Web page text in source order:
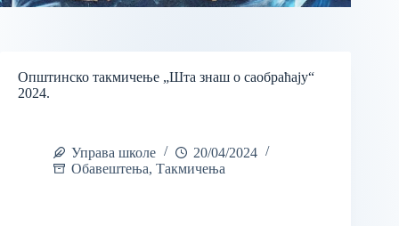
Општинско такмичење „Шта знаш о саобраћају“
2024.
Управа школе
20/04/2024
Обавештења, Такмичења